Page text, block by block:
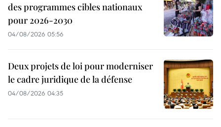
des programmes cibles nationaux
pour 2026-2030
04/08/2026 05:56
Deux projets de loi pour moderniser
le cadre juridique de la défense
04/08/2026 04:35